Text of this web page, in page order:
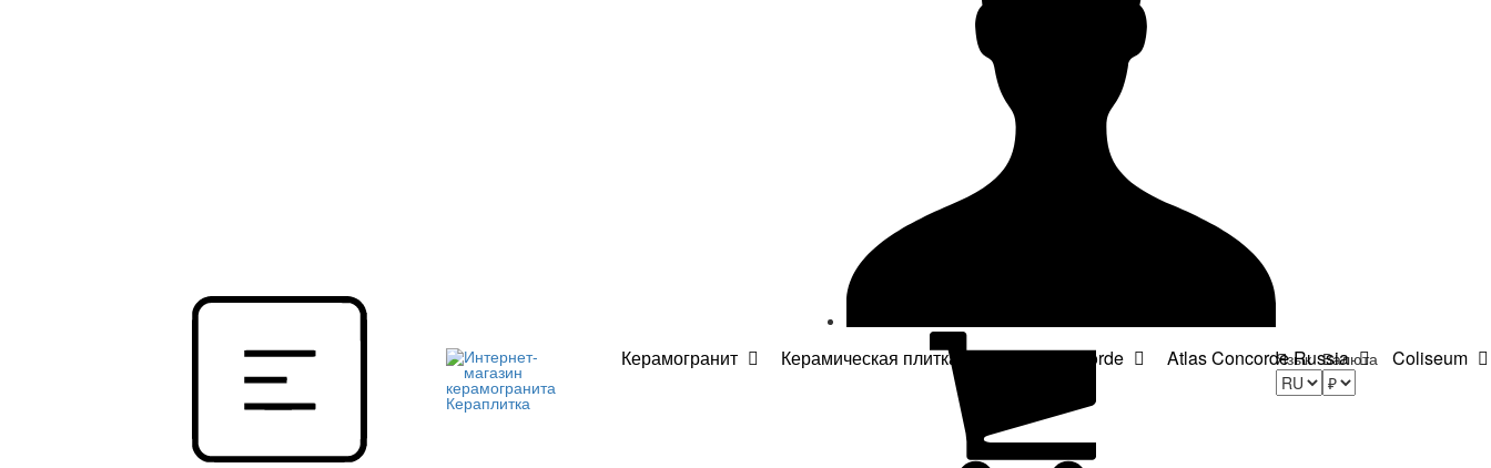
Керамогранит Керамическая плитка Atlas Concorde Atlas Concorde Russia Coliseum
Язык Валюта